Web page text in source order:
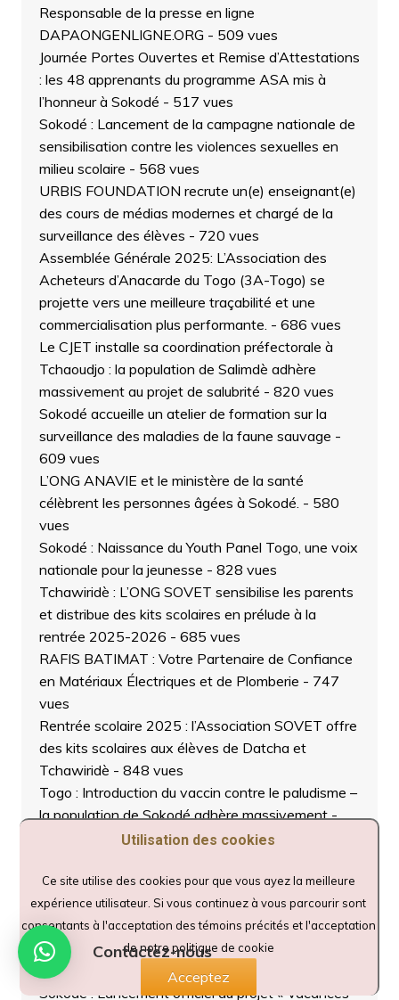
Responsable de la presse en ligne
DAPAONGENLIGNE.ORG - 509 vues
Journée Portes Ouvertes et Remise d’Attestations
: les 48 apprenants du programme ASA mis à
l’honneur à Sokodé - 517 vues
Sokodé : Lancement de la campagne nationale de
sensibilisation contre les violences sexuelles en
milieu scolaire - 568 vues
URBIS FOUNDATION recrute un(e) enseignant(e)
des cours de médias modernes et chargé de la
surveillance des élèves - 720 vues
Assemblée Générale 2025: L’Association des
Acheteurs d’Anacarde du Togo (3A-Togo) se
projette vers une meilleure traçabilité et une
commercialisation plus performante. - 686 vues
Le CJET installe sa coordination préfectorale à
Tchaoudjo : la population de Salimdè adhère
massivement au projet de salubrité - 820 vues
Sokodé accueille un atelier de formation sur la
surveillance des maladies de la faune sauvage -
609 vues
L’ONG ANAVIE et le ministère de la santé
célèbrent les personnes âgées à Sokodé. - 580
vues
Sokodé : Naissance du Youth Panel Togo, une voix
nationale pour la jeunesse - 828 vues
Tchawiridè : L’ONG SOVET sensibilise les parents
et distribue des kits scolaires en prélude à la
rentrée 2025-2026 - 685 vues
RAFIS BATIMAT : Votre Partenaire de Confiance
en Matériaux Électriques et de Plomberie - 747
vues
Rentrée scolaire 2025 : l’Association SOVET offre
des kits scolaires aux élèves de Datcha et
Tchawiridè - 848 vues
Togo : Introduction du vaccin contre le paludisme –
la population de Sokodé adhère massivement-
Foundation honore ses lauréats et confirme son
rôle de centre de référence- 946 vues
Région centrale : le projet PERECUT présenté aux
autorités et communautés locales pour une mise
en œuvre participative- 1 268 vues
Sokodé : Lancement officiel du projet « Vacances
Utilisation des cookies
Ce site utilise des cookies pour que vous ayez la meilleure
expérience utilisateur. Si vous continuez à vous parcourir sont
consentants à l'acceptation des témoins précités et l'acceptation
de notre politique de cookie
Acceptez
Contactez-nous